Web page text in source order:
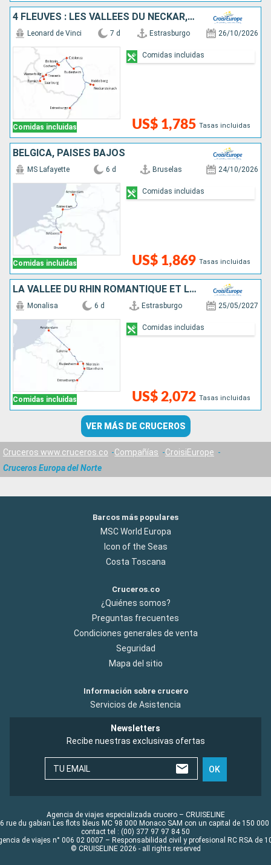
4 FLEUVES : LES VALLÉES DU NECKAR, DU RHIN ROMANTIQUE, DE LA MOSELLE ET DE LA SARRE
Comidas incluidas
Leonard de Vinci 7 d Estrasburgo 26/10/2026
US$ 1,785 Tasas incluidas
Comidas incluidas
BÉLGICA, PAISES BAJOS
Comidas incluidas
MS Lafayette 6 d Bruselas 24/10/2026
US$ 1,869 Tasas incluidas
Comidas incluidas
LA VALLÉE DU RHIN ROMANTIQUE ET LA HOLLANDE
Comidas incluidas
Monalisa 6 d Estrasburgo 25/05/2027
US$ 2,072 Tasas incluidas
Comidas incluidas
VER MÁS DE CRUCEROS
Cruceros www.cruceros.co Compañías
CroisiEurope
Cruceros Europa del Norte
Barcos más populares
MSC World Europa
Icon of the Seas
Costa Toscana
Cruceros.co
¿Quiénes somos?
Preguntas frecuentes
Condiciones generales de venta
Seguridad
Mapa del sitio
Información sobre crucero
Servicios de Asistencia
Newsletters
Recibe nuestras exclusivas ofertas
TU EMAIL OK
Agencia de viajes especializada crucero – CRUISELINE
rue du gabian Les flots bleus MC 98 000 Monaco SAM con un capital de 150 000
contact tel : (00) 377 97 97 84 50
de viajes n° 006 02 0007 – Responsabilidad civil y profesional RC RSA de
© CRUISELINE 2026 - all rights reserved